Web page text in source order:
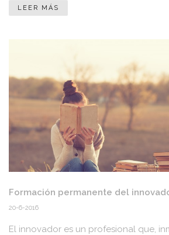
LEER MÁS
Formación permanente del
20-6-2016
El innovador es un profesional que,